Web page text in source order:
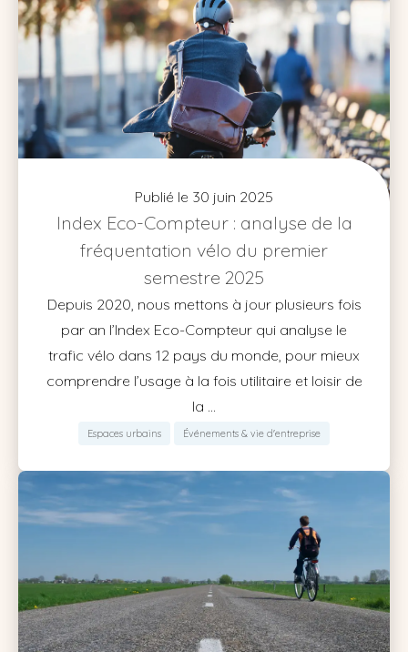
Publié le 30 juin 2025
Index Eco-Compteur : analyse de la
fréquentation vélo du premier
semestre 2025
Depuis 2020, nous mettons à jour plusieurs fois
par an l’Index Eco-Compteur qui analyse le
trafic vélo dans 12 pays du monde, pour mieux
comprendre l’usage à la fois utilitaire et loisir de
la ...
Espaces urbains Événements & vie d'entreprise